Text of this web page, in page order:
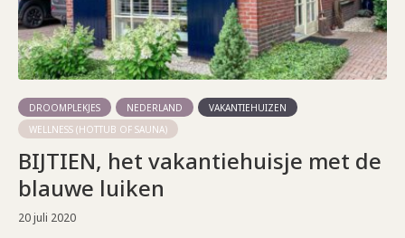
DROOMPLEKJES NEDERLAND
VAKANTIEHUIZEN
WELLNESS (HOTTUB OF SAUNA)
BIJTIEN, het vakantiehuisje met de
blauwe luiken
20 juli 2020